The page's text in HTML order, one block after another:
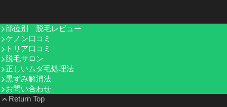
部位別 脱毛レビュー
ケノン口コミ
トリア口コミ
脱毛サロン
正しいムダ毛処理法
黒ずみ解消法
お問い合わせ
Return Top